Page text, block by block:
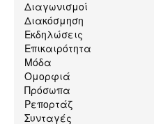
Διαγωνισμοί
Διακόσμηση
Εκδηλώσεις
Επικαιρότητα
Μόδα
Ομορφιά
Πρόσωπα
Ρεπορτάζ
Συνταγές